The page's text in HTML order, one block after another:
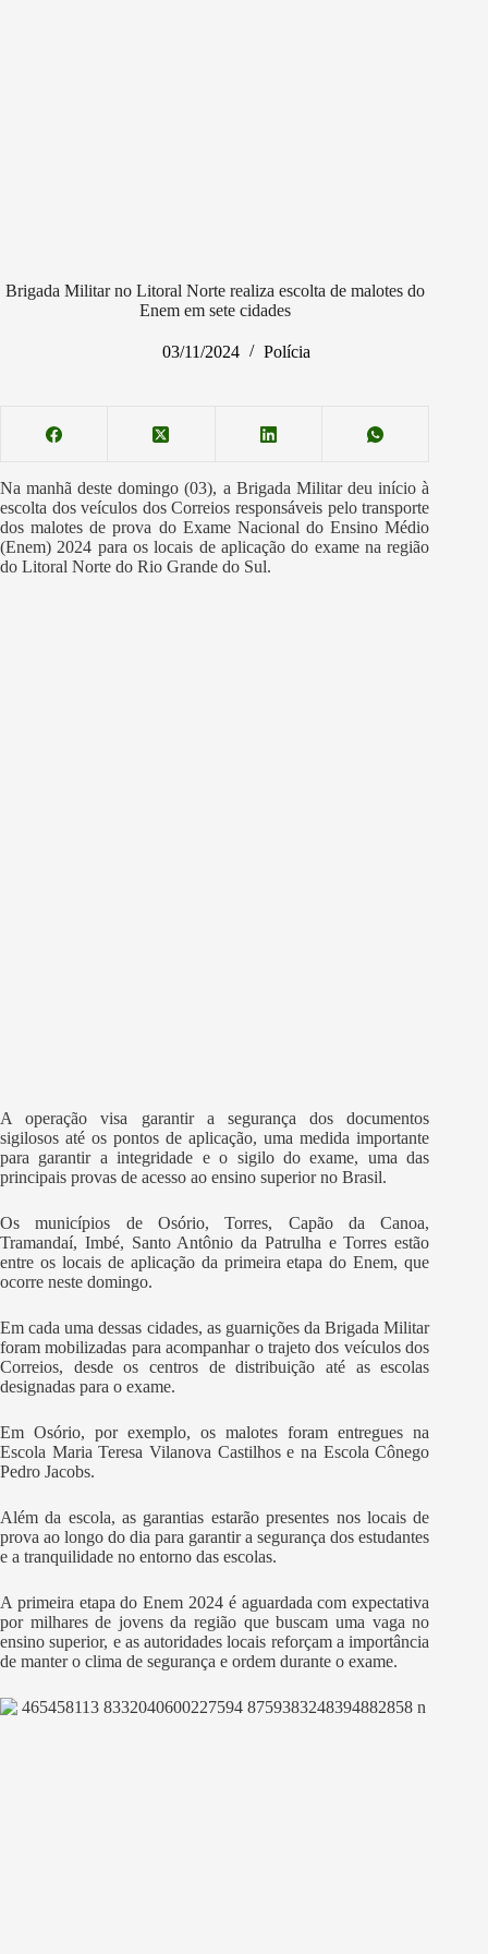
Brigada Militar no Litoral Norte realiza escolta de malotes do
Enem em sete cidades
03/11/2024 Polícia
Na manhã deste domingo (03), a Brigada Militar deu início à
escolta dos veículos dos Correios responsáveis pelo transporte
dos malotes de prova do Exame Nacional do Ensino Médio
(Enem) 2024 para os locais de aplicação do exame na região
do Litoral Norte do Rio Grande do Sul.
A operação visa garantir a segurança dos documentos
sigilosos até os pontos de aplicação, uma medida importante
para garantir a integridade e o sigilo do exame, uma das
principais provas de acesso ao ensino superior no Brasil.
Os municípios de Osório, Torres, Capão da Canoa,
Tramandaí, Imbé, Santo Antônio da Patrulha e Torres estão
entre os locais de aplicação da primeira etapa do Enem, que
ocorre neste domingo.
Em cada uma dessas cidades, as guarnições da Brigada Militar
foram mobilizadas para acompanhar o trajeto dos veículos dos
Correios, desde os centros de distribuição até as escolas
designadas para o exame.
Em Osório, por exemplo, os malotes foram entregues na
Escola Maria Teresa Vilanova Castilhos e na Escola Cônego
Pedro Jacobs.
Além da escola, as garantias estarão presentes nos locais de
prova ao longo do dia para garantir a segurança dos estudantes
e a tranquilidade no entorno das escolas.
A primeira etapa do Enem 2024 é aguardada com expectativa
por milhares de jovens da região que buscam uma vaga no
ensino superior, e as autoridades locais reforçam a importância
de manter o clima de segurança e ordem durante o exame.